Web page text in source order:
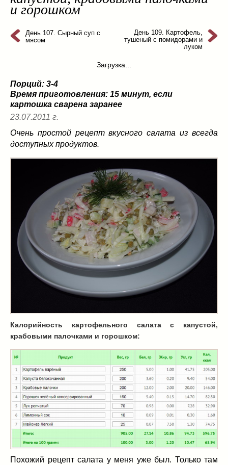
из слоеного теста
ни то, ни се(3)
супы(99)
борщ (5)
молочные
солянка(4)
холодные супы
(22)
тушеное
Вкусные враги фигуры…(44)
десерты(2)
Масленица(17)
пироги
(8)
рецепты теста
торты
без выпечки
Вкусные полезности(41)
вареное(0)
жареное (3)
запекаем(11)
напитки(1)
разное(6)
рыбные блюда(4)
салаты(11)
соусы(1)
Супы
тушеное(3)
Заначка на зиму!(29)
и горошком
День 107. Сырный суп с
мясом
День 109. Картофель,
тушеный с помидорами и
луком
Загрузка...
Порций: 3-4
Время приготовления: 15 минут, если
картошка сварена заранее
23.07.2011 г.
Очень простой рецепт вкусного салата из всегда
доступных продуктов.
Калорийность картофельного салата с капустой,
крабовыми палочками и горошком:
Похожий рецепт салата у меня уже был. Только там